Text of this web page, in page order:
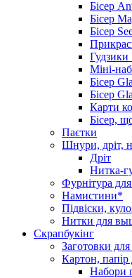
Бісер
Бісер
Бісер
Міні-
Бісер
Бісер
Карти
Бісер,
Паєтки
Шнури, дріт,
Дріт
Нитка-
Фурнітура для
Намистини*
Підвіски,
Нитки для
Скрапбукінг
Заготовки для
Картон, папір
Набори